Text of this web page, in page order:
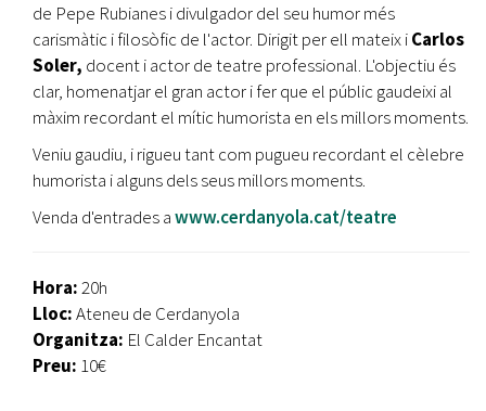
de Pepe Rubianes i divulgador del seu humor més
carismàtic i filosòfic de l'actor. Dirigit per ell mateix iCarlos
Soler, docent i actor de teatre professional. L'objectiu és
clar, homenatjar el gran actor i fer que el públic gaudeixi al
màxim recordant el mític humorista en els millors moments.
Veniu gaudiu, i rigueu tant com pugueu recordant el cèlebre
humorista i alguns dels seus millors moments.
Venda d'entrades awww.cerdanyola.cat/teatre
Hora:20h
Lloc:Ateneu de Cerdanyola
Organitza: El Calder Encantat
Preu: 10€